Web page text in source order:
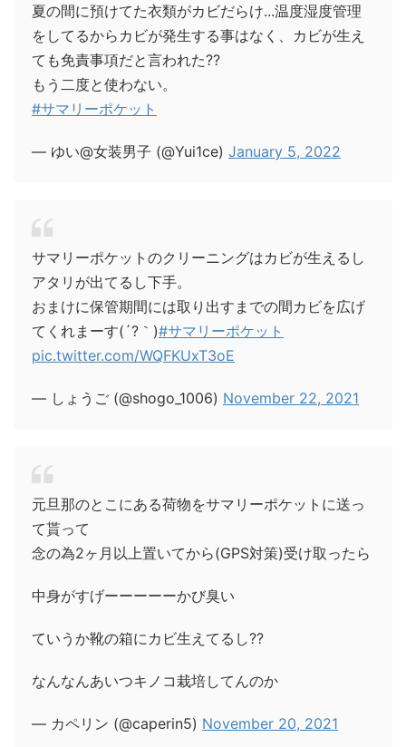
夏の間に預けてた衣類がカビだらけ...温度湿度管理
をしてるからカビが発生する事はなく、カビが生え
ても免責事項だと言われた??
もう二度と使わない。
#サマリーポケット
— ゆい@女装男子 (@Yui1ce) January 5, 2022
サマリーポケットのクリーニングはカビが生えるし
アタリが出てるし下手。
おまけに保管期間には取り出すまでの間カビを広げ
てくれまーす(´?｀)#サマリーポケット
pic.twitter.com/WQFKUxT3oE
— しょうご (@shogo_1006) November 22, 2021
元旦那のとこにある荷物をサマリーポケットに送っ
て貰って
念の為2ヶ月以上置いてから(GPS対策)受け取ったら
中身がすげーーーーーかび臭い
ていうか靴の箱にカビ生えてるし??
なんなんあいつキノコ栽培してんのか
— カペリン (@caperin5) November 20, 2021